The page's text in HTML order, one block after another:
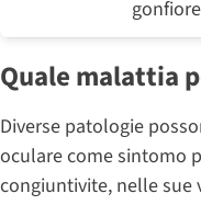
gonfiore
Quale malattia
Diverse patologie
oculare come sintomo
congiuntivite, nelle sue